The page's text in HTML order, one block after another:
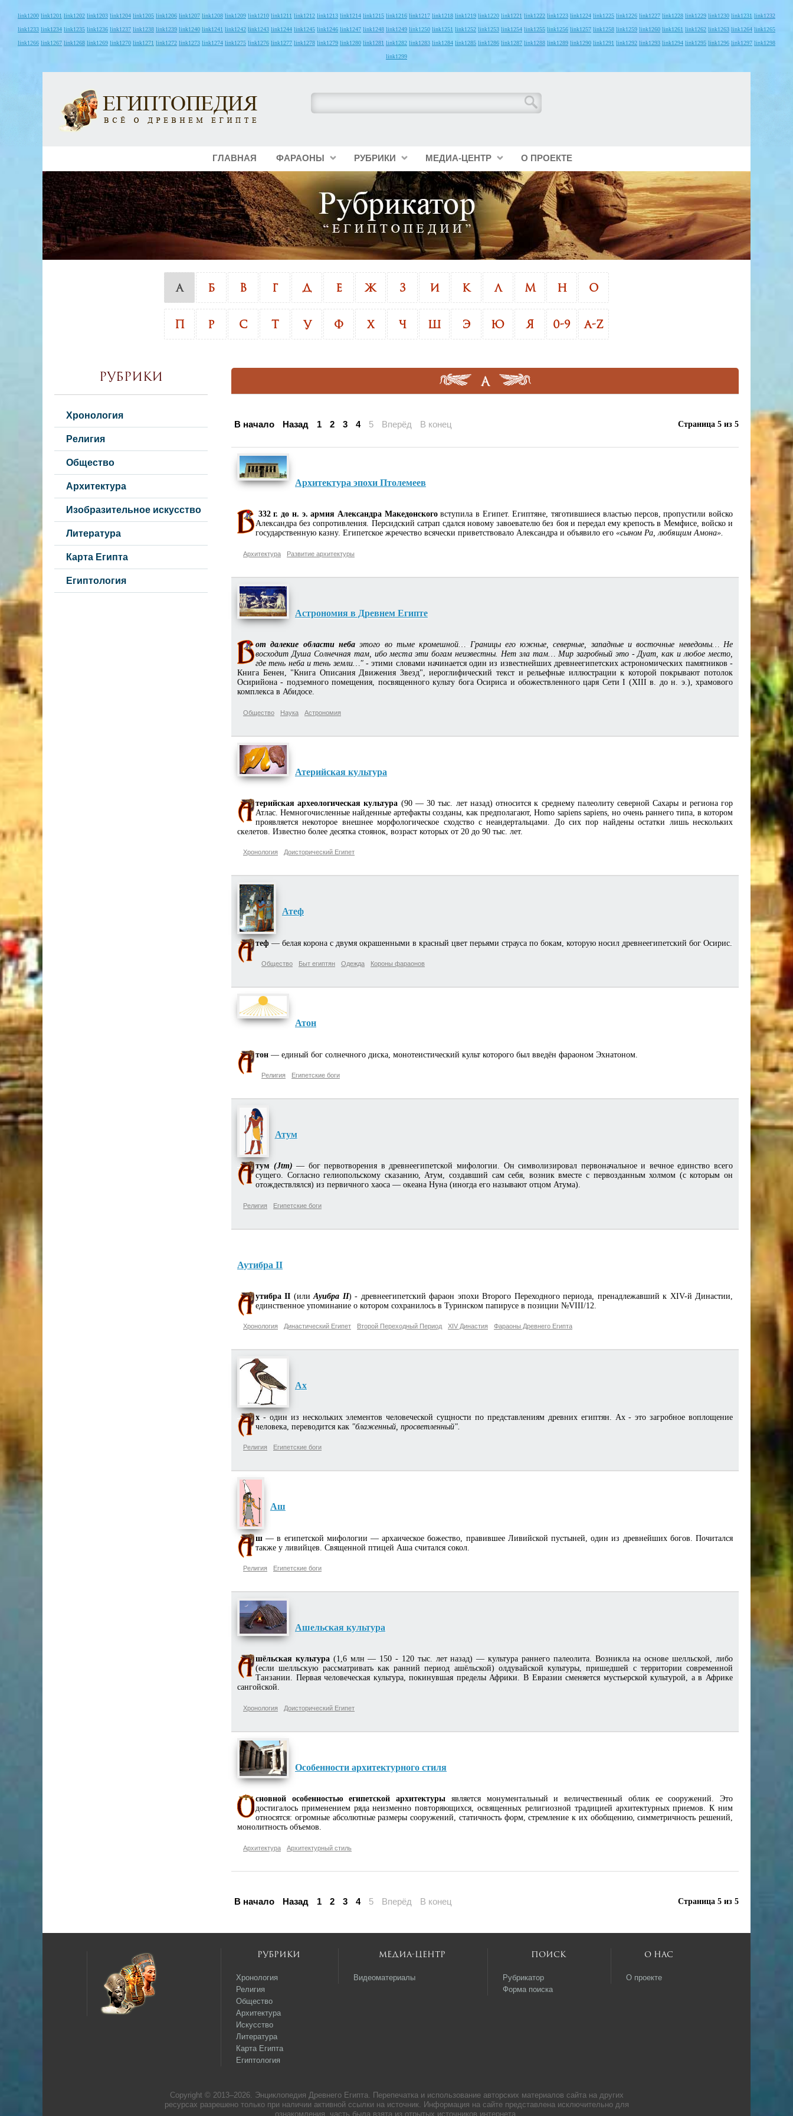
link1200 link1201 link1202 link1203 link1204 link1205 link1206 link1207 link1208 link1209 link1210 link1211 link1212 link1213 link1214 link1215 link1216 link1217 link1218 link1219 link1220 link1221 link1222 link1223 link1224 link1225 link1226 link1227 link1228 link1229 link1230 link1231 link1232
link1233 link1234 link1235 link1236 link1237 link1238 link1239 link1240 link1241 link1242 link1243 link1244 link1245 link1246 link1247 link1248 link1249 link1250 link1251 link1252 link1253 link1254 link1255 link1256 link1257 link1258 link1259 link1260 link1261 link1262 link1263 link1264 link1265
link1266 link1267 link1268 link1269 link1270 link1271 link1272 link1273 link1274 link1275 link1276 link1277 link1278 link1279 link1280 link1281 link1282 link1283 link1284 link1285 link1286 link1287 link1288 link1289 link1290 link1291 link1292 link1293 link1294 link1295 link1296 link1297 link1298
link1299
ГЛАВНАЯ ФАРАОНЫ РУБРИКИ МЕДИА-ЦЕНТР О ПРОЕКТЕ
А Б В Г Д Е Ж З И К Л М Н О
Р С У Ф Х Ч Э Ю Я 0-9 A-Z
А
Страница 5 из 5
В начало Назад 1 2 3 4 5 Вперёд В конец
Архитектура эпохи Птолемеев
332 г. до н. э. армия Александра Македонскоговступила в Египет. Египтяне, тяготившиеся властью персов, пропустили войско
Александра без сопротивления. Персидский сатрап сдался новому завоевателю без боя и передал ему крепость в Мемфисе, войско и
государственную казну. Египетское жречество всячески приветствовало Александра и объявило его «сыном Ра, любящим Амона».
Архитектура Развитие архитектуры
Астрономия в Древнем Египте
от далекие области небаэтого во тьме кромешной… Границы его южные, северные, западные и восточные неведомы… Не
восходит Душа Солнечная там, ибо места эти богам неизвестны. Нет зла там… Мир загробный это - Дуат, как и любое место,
где тень неба и тень земли…" - этими словами начинается один из известнейших древнеегипетских астрономических памятников -
Книга Бенен, "Книга Описания Движения Звезд", иероглифический текст и рельефные иллюстрации к которой покрывают потолок
Осирийона - подземного помещения, посвященного культу бога Осириса и обожествленного царя Сети I (XIII в. до н. э.), храмового
комплекса в Абидосе.
Общество Наука Астрономия
Атерийская культура
терийская археологическая культура (90 — 30 тыс. лет назад) относится к среднему палеолиту северной Сахары и региона гор
Атлас. Немногочисленные найденные артефакты созданы, как предполагают, Homo sapiens sapiens, но очень раннего типа, в котором
проявляется некоторое внешнее морфологическое сходство с неандертальцами. До сих пор найдены остатки лишь нескольких
скелетов. Известно более десятка стоянок, возраст которых от 20 до 90 тыс. лет.
Хронология Доисторический Египет
Атеф
теф— белая корона с двумя окрашенными в красный цвет перьями страуса по бокам, которую носил древнеегипетский бог Осирис.
Общество Быт египтян Одежда Короны фараонов
Атон
тон — единый бог солнечного диска, монотеистический культ которого был введён фараоном Эхнатоном.
Религия Египетские боги
Атум
тум (Jtm) — бог первотворения в древнеегипетской мифологии. Он символизировал первоначальное и вечное единство всего
сущего. Согласно гелиопольскому сказанию, Атум, создавший сам себя, возник вместе с первозданным холмом (с которым он
отождествлялся) из первичного хаоса — океана Нуна (иногда его называют отцом Атума).
Религия Египетские боги
Аутибра II
утибра II (илиАуибра II) - древнеегипетский фараон эпохи Второго Переходного периода, пренадлежавший к XIV-й Династии,
единственное упоминание о котором сохранилось в Туринском папирусе в позиции №VIII/12.
Хронология Династический Египет Второй Переходный Период XIV Династия Фараоны Древнего Египта
Ах
х- один из нескольких элементов человеческой сущности по представлениям древних египтян. Ах - это загробное воплощение
человека, переводится как "блаженный, просветленный".
Религия Египетские боги
Аш
ш — в египетской мифологии — архаическое божество, правившее Ливийской пустыней, один из древнейших богов. Почитался
также у ливийцев. Священной птицей Аша считался сокол.
Религия Египетские боги
Ашельская культура
шёльская культура(1,6 млн — 150 - 120 тыс. лет назад) — культура раннего палеолита. Возникла на основе шелльской, либо
(если шелльскую рассматривать как ранний период ашёльской) олдувайской культуры, пришедшей с территории современной
Танзании. Первая человеческая культура, покинувшая пределы Африки. В Евразии сменяется мустьерской культурой, а в Африке
сангойской.
Хронология Доисторический Египет
Особенности архитектурного стиля
сновной особенностью египетской архитектуры является монументальный и величественный облик ее сооружений. Это
достигалось применением ряда неизменно повторяющихся, освященных религиозной традицией архитектурных приемов. К ним
относятся: огромные абсолютные размеры сооружений, статичность форм, стремление к их обобщению, симметричность решений,
монолитность объемов.
Архитектура Архитектурный стиль
Страница 5 из 5
В начало Назад 1 2 3 4 5 Вперёд В конец
Рубрики
Хронология
Религия
Общество
Архитектура
Изобразительное искусство
Литература
Карта Египта
Египтология
Рубрики
Хронология
Религия
Общество
Архитектура
Искусство
Литература
Карта Египта
Египтология
Медиа-центр
Видеоматериалы
Поиск
Рубрикатор
Форма поиска
О нас
О проекте
Copyright © 2013–2026. Энциклопедия Древнего Египта. Перепечатка и использование авторских материалов сайта на других
ресурсах разрешено только при наличии активной ссылки на источник. Информация на сайте представлена исключительно для
ознакомления, часть была взята из отрытых источников интернета.